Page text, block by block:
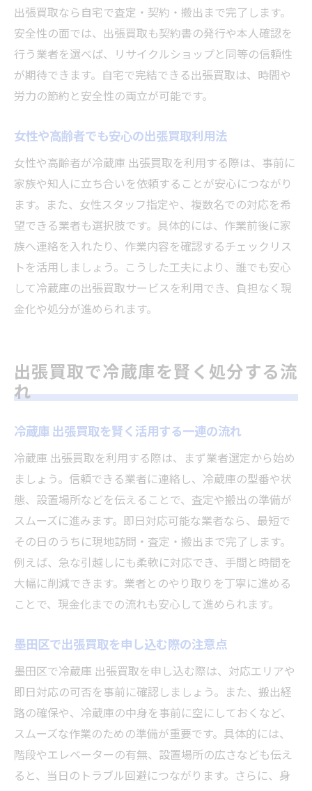
出張買取なら自宅で査定・契約・搬出まで完了します。
安全性の面では、出張買取も契約書の発行や本人確認を
行う業者を選べば、リサイクルショップと同等の信頼性
が期待できます。自宅で完結できる出張買取は、時間や
労力の節約と安全性の両立が可能です。
女性や高齢者でも安心の出張買取利用法
女性や高齢者が冷蔵庫 出張買取を利用する際は、事前に
家族や知人に立ち合いを依頼することが安心につながり
ます。また、女性スタッフ指定や、複数名での対応を希
望できる業者も選択肢です。具体的には、作業前後に家
族へ連絡を入れたり、作業内容を確認するチェックリス
トを活用しましょう。こうした工夫により、誰でも安心
して冷蔵庫の出張買取サービスを利用でき、負担なく現
金化や処分が進められます。
出張買取で冷蔵庫を賢く処分する流
れ
冷蔵庫 出張買取を賢く活用する一連の流れ
冷蔵庫 出張買取を利用する際は、まず業者選定から始め
ましょう。信頼できる業者に連絡し、冷蔵庫の型番や状
態、設置場所などを伝えることで、査定や搬出の準備が
スムーズに進みます。即日対応可能な業者なら、最短で
その日のうちに現地訪問・査定・搬出まで完了します。
例えば、急な引越しにも柔軟に対応でき、手間と時間を
大幅に削減できます。業者とのやり取りを丁寧に進める
ことで、現金化までの流れも安心して進められます。
墨田区で出張買取を申し込む際の注意点
墨田区で冷蔵庫 出張買取を申し込む際は、対応エリアや
即日対応の可否を事前に確認しましょう。また、搬出経
路の確保や、冷蔵庫の中身を事前に空にしておくなど、
スムーズな作業のための準備が重要です。具体的には、
階段やエレベーターの有無、設置場所の広さなども伝え
ると、当日のトラブル回避につながります。さらに、身